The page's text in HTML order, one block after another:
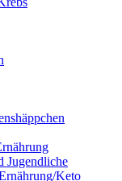
Jugendliche
Keto